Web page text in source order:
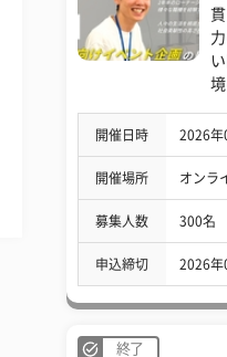
開催日時 2026年
開催場所 オンラ
募集人数 300名
申込締切 2026年
終了